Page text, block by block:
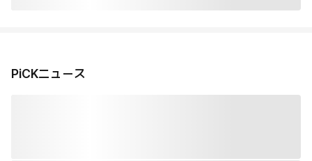
PiCKニュース